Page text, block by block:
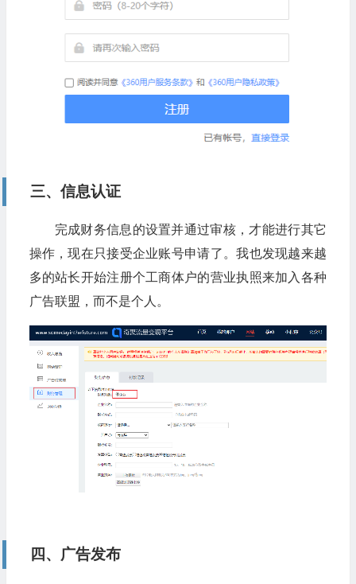
三、信息认证
完成财务信息的设置并通过审核，才能进行其它
操作，现在只接受企业账号申请了。我也发现越来越
多的站长开始注册个工商体户的营业执照来加入各种
广告联盟，而不是个人。
四、广告发布